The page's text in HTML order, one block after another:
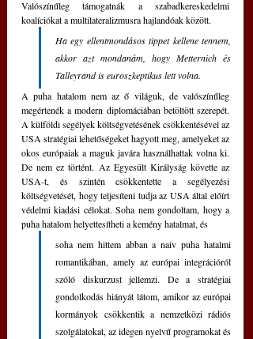
Valószínűleg támogatnák a szabadkereskedelmi
koalíciókat a multilateralizmusra hajlandóak között.
Ha egy ellentmondásos tippet kellene tennem,
akkor azt mondanám, hogy Metternich és
Talleyrand is euroszkeptikus lett volna.
A puha hatalom nem az ő világuk, de valószínűleg
megértenék a modern diplomáciában betöltött szerepét.
A külföldi segélyek költségvetésének csökkentésével az
USA stratégiai lehetőségeket hagyott meg, amelyeket az
okos európaiak a maguk javára használhattak volna ki.
De nem ez történt. Az Egyesült Királyság követte az
USA-t, és szintén csökkentette a segélyezési
költségvetését, hogy teljesíteni tudja az USA által előírt
védelmi kiadási célokat. Soha nem gondoltam, hogy a
puha hatalom helyettesítheti a kemény hatalmat, és
soha nem hittem abban a naiv puha hatalmi
romantikában, amely az európai integrációról
szóló diskurzust jellemzi. De a stratégiai
gondolkodás hiányát látom, amikor az európai
kormányok csökkentik a nemzetközi rádiós
szolgálatokat, az idegen nyelvű programokat és